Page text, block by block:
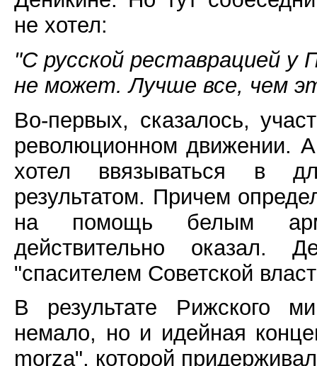
не хотел:
"С русской реставрацией у
не может. Лучше все, чем
Во-первых, сказалось,
революционном движении.
хотел ввязываться в
результатом. Причем
на помощь белым
действительно оказал.
"спасителем Советской
В результате Рижского
немало, но и идейная
morza", которой